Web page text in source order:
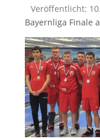
Veröffentlicht:
Bayernliga Finale